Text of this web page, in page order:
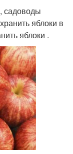
садоводы
яблоки в
яблоки .